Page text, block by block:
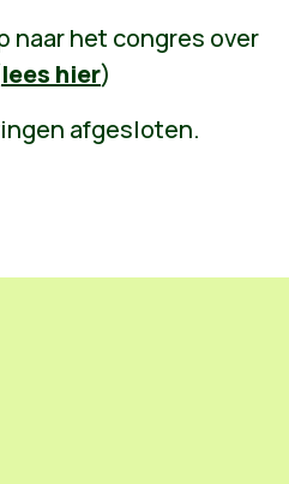
naar het congres over
lees hier)
afgesloten.